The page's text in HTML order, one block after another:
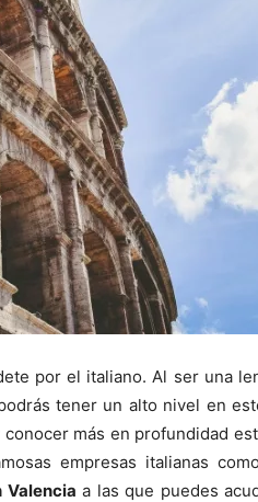
por el italiano. Al ser una
tener un alto nivel en
conocer más en profundidad
empresas italianas
Valencia a las que puedes